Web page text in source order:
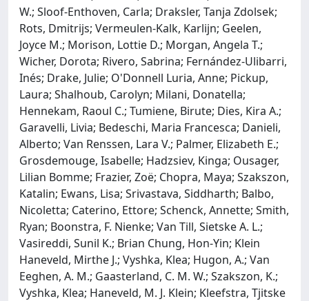
W.; Sloof-Enthoven, Carla; Draksler, Tanja Zdolsek;
Rots, Dmitrijs; Vermeulen-Kalk, Karlijn; Geelen,
Joyce M.; Morison, Lottie D.; Morgan, Angela T.;
Wicher, Dorota; Rivero, Sabrina; Fernández-Ulibarri,
Inés; Drake, Julie; O'Donnell Luria, Anne; Pickup,
Laura; Shalhoub, Carolyn; Milani, Donatella;
Hennekam, Raoul C.; Tumiene, Birute; Dies, Kira A.;
Garavelli, Livia; Bedeschi, Maria Francesca; Danieli,
Alberto; Van Renssen, Lara V.; Palmer, Elizabeth E.;
Grosdemouge, Isabelle; Hadzsiev, Kinga; Ousager,
Lilian Bomme; Frazier, Zoë; Chopra, Maya; Szakszon,
Katalin; Ewans, Lisa; Srivastava, Siddharth; Balbo,
Nicoletta; Caterino, Ettore; Schenck, Annette; Smith,
Ryan; Boonstra, F. Nienke; Van Till, Sietske A. L.;
Vasireddi, Sunil K.; Brian Chung, Hon-Yin; Klein
Haneveld, Mirthe J.; Vyshka, Klea; Hugon, A.; Van
Eeghen, A. M.; Gaasterland, C. M. W.; Szakszon, K.;
Vyshka, Klea; Haneveld, M. J. Klein; Kleefstra, Tjitske